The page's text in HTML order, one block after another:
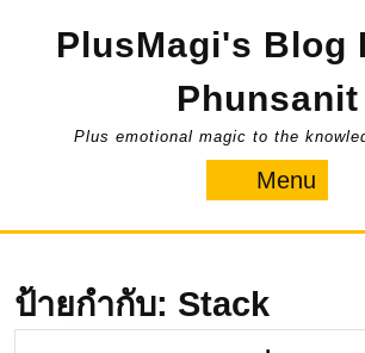
PlusMagi's Blog
Phunsanit
Plus emotional magic to the
Menu
ป้ายกำกับ: Stack